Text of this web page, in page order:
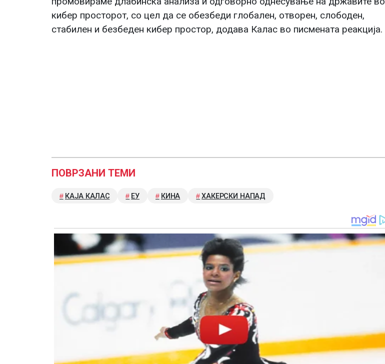
кибер просторот, со цел да се обезбеди глобален, отворен, слободен,
стабилен и безбеден кибер простор, додава Калас во писмената реакција.
ПОВРЗАНИ ТЕМИ
КАЈА КАЛАС ЕУ КИНА ХАКЕРСКИ НАПАД